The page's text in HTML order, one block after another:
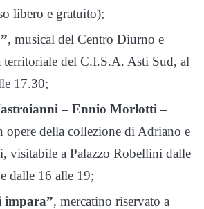
libero e gratuito);
, musical del Centro Diurno e
territoriale del C.I.S.A. Asti Sud, al
17.30;
– Ennio Morlotti –
opere della collezione di Adriano e
visitabile a Palazzo Robellini dalle
dalle 16 alle 19;
impara”, mercatino riservato a